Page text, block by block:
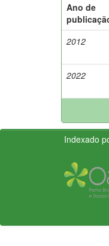
Ano de
2012
2022
Indexado